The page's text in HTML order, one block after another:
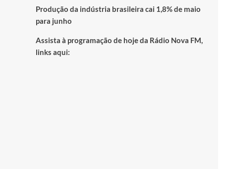
Produção da indústria brasileira cai 1,8% de maio
para junho
Assista à programação de hoje da Rádio Nova FM,
links aqui: